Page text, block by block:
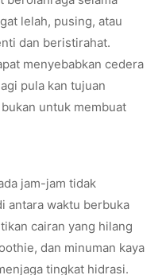
lelah, pusing, atau
dan beristirahat.
menyebabkan cedera
pula kan tujuan
untuk membuat
jam-jam tidak
antara waktu berbuka
cairan yang hilang
dan minuman kaya
tingkat hidrasi.